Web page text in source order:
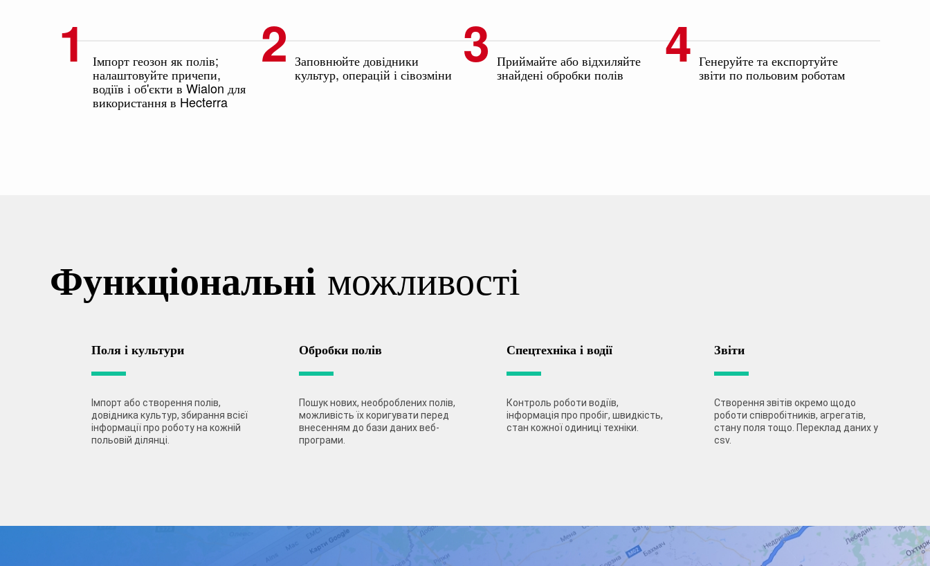
Імпорт геозон як полів;
налаштовуйте причепи,
водіїв і об'єкти в Wialon для
використання в Hecterra
Заповнюйте довідники
культур, операцій і сівозміни
Приймайте або відхиляйте
знайдені обробки полів
Генеруйте та експортуйте
звіти по польовим роботам
Функціональні можливості
Поля і культури
Імпорт або створення полів,
довідника культур, збирання всієї
інформації про роботу на кожній
польовій ділянці.
Обробки полів
Пошук нових, необроблених полів,
можливість їх коригувати перед
внесенням до бази даних веб-
програми.
Спецтехніка і водії
Контроль роботи водіїв,
інформація про пробіг, швидкість,
стан кожної одиниці техніки.
Звіти
Створення звітів окремо щодо
роботи співробітників, агрегатів,
стану поля тощо. Переклад даних у
csv.